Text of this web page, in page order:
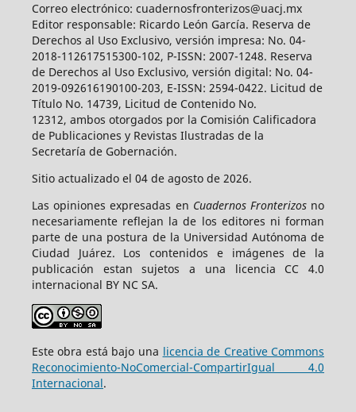
Correo electrónico: cuadernosfronterizos@uacj.mx
Editor responsable: Ricardo León García. Reserva de
Derechos al Uso Exclusivo, versión impresa: No. 04-
2018-112617515300-102, P-ISSN: 2007-1248. Reserva
de Derechos al Uso Exclusivo, versión digital: No. 04-
2019-092616190100-203, E-ISSN: 2594-0422. Licitud de
Título No. 14739, Licitud de Contenido No.
12312, ambos otorgados por la Comisión Calificadora
de Publicaciones y Revistas Ilustradas de la
Secretaría de Gobernación.
Sitio actualizado el 04 de agosto de 2026.
Las opiniones expresadas en Cuadernos Fronterizosno
necesariamente reflejan la de los editores ni forman
parte de una postura de la Universidad Autónoma de
Ciudad Juárez. Los contenidos e imágenes de la
publicación estan sujetos a una licencia CC 4.0
internacional BY NC SA.
Este obra está bajo una licencia de Creative Commons
Reconocimiento-NoComercial-CompartirIgual 4.0
Internacional.